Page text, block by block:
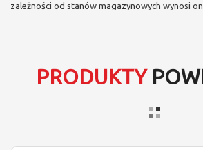
zależności od stanów magazynowych wynosi
PRODUKTY